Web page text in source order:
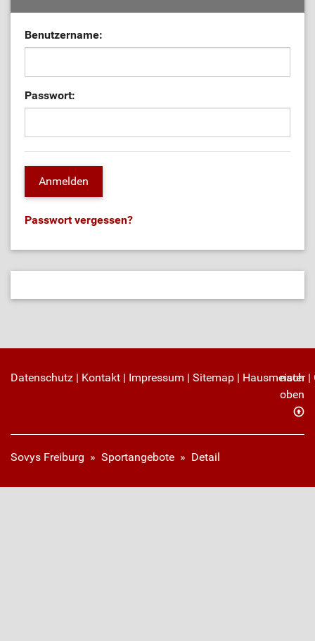
Benutzername:
Passwort:
Passwort vergessen?
Datenschutz | Kontakt | Impressum | Sitemap | Hausmeister|
nach
oben
Sovys Freiburg » Sportangebote » Detail